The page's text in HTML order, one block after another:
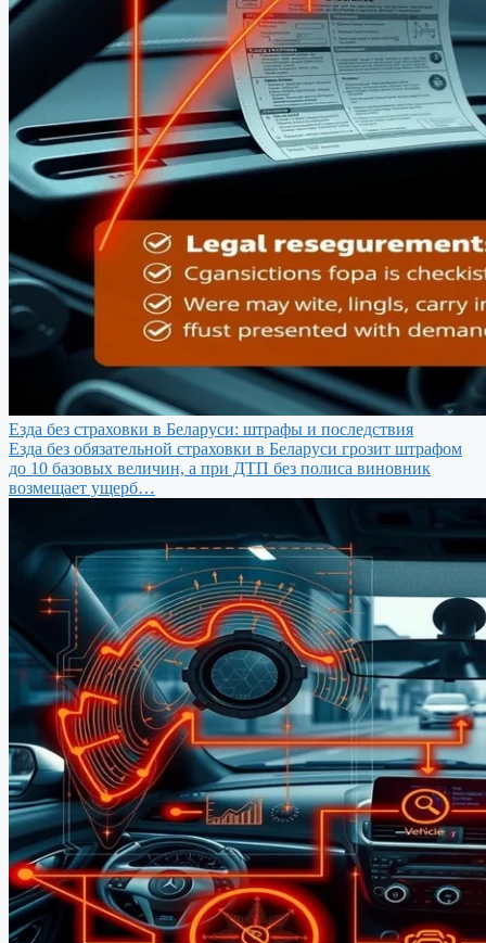
Езда без страховки в Беларуси: штрафы и последствия
Езда без обязательной страховки в Беларуси грозит штрафом
до 10 базовых величин, а при ДТП без полиса виновник
возмещает ущерб…